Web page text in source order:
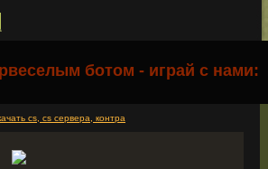
ботом - играй с нами:
cs, cs сервера, контра